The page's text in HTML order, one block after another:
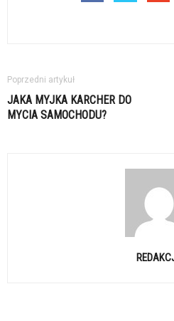
Poprzedni artykuł
JAKA MYJKA KARCHER DO
MYCIA SAMOCHODU?